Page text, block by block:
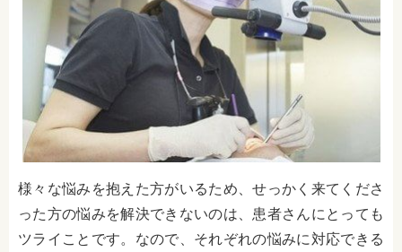
様々な悩みを抱えた方がいるため、せっかく来てくださ
った方の悩みを解決できないのは、患者さんにとっても
ツライことです。なので、それぞれの悩みに対応できる